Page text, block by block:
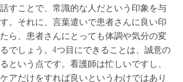
すことで、常識的な人だという印象を与
。それに、言葉遣いで患者さんに良い印
ら、患者さんにとっても体調や気分の変
でしょう。4つ目にできることは、誠意の
という点です。看護師は忙しいですし、
アだけをすれば良いというわけではあり